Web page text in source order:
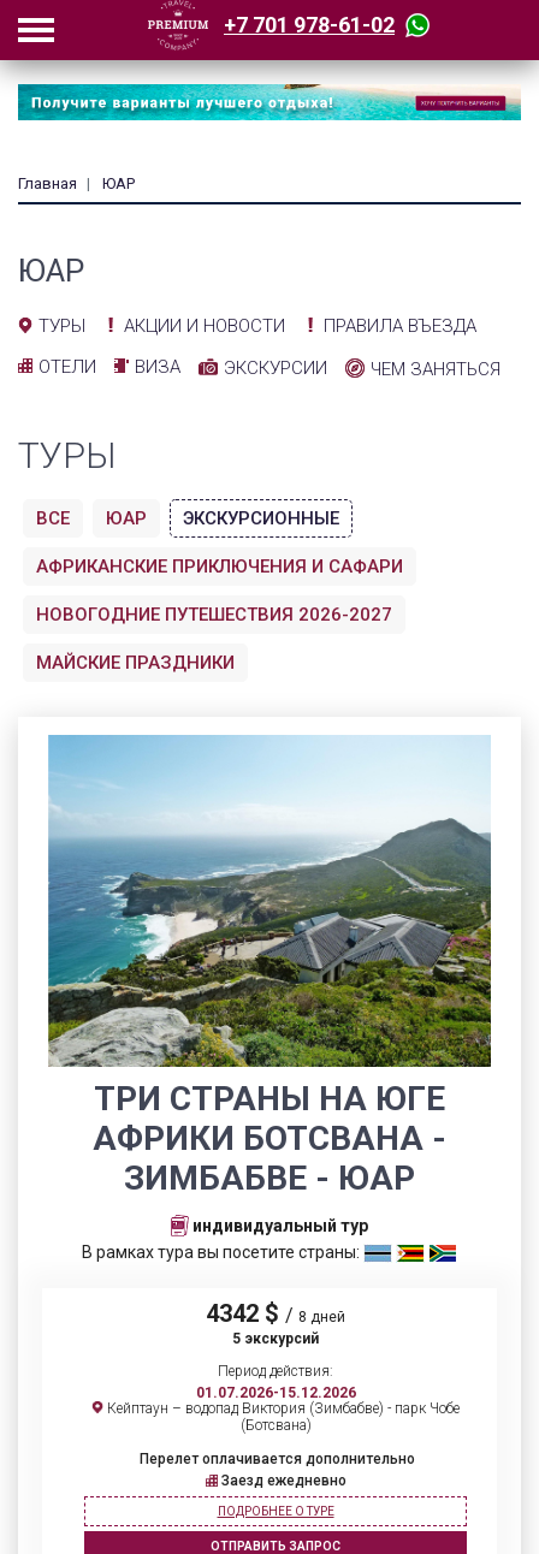
+7 701 978-61-02
Главная ЮАР
ЮАР
ТУРЫ АКЦИИ И НОВОСТИ
ПРАВИЛА ВЪЕЗДА
ОТЕЛИ
ВИЗА ЭКСКУРСИИ ЧЕМ ЗАНЯТЬСЯ
ТУРЫ
ВСЕ ЮАР ЭКСКУРСИОННЫЕ
АФРИКАНСКИЕ ПРИКЛЮЧЕНИЯ И САФАРИ
НОВОГОДНИЕ ПУТЕШЕСТВИЯ 2026-2027
МАЙСКИЕ ПРАЗДНИКИ
ТРИ СТРАНЫ НА ЮГЕ
АФРИКИ БОТСВАНА -
ЗИМБАБВЕ - ЮАР
индивидуальный тур
В рамках тура вы посетите страны:
4342 $ / 8 дней
5 экскурсий
Период действия:
01.07.2026-15.12.2026
Кейптаун – водопад Виктория (Зимбабве) - парк Чобе
(Ботсвана)
Перелет оплачивается дополнительно
Заезд ежедневно
ПОДРОБНЕЕ О ТУРЕ
ОТПРАВИТЬ ЗАПРОС